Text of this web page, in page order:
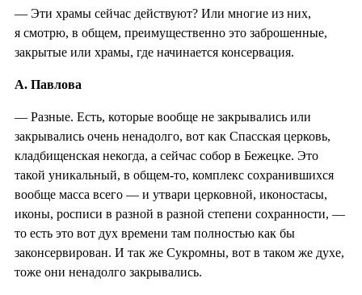
— Эти храмы сейчас действуют? Или многие из них,
я смотрю, в общем, преимущественно это заброшенные,
закрытые или храмы, где начинается консервация.
А. Павлова
— Разные. Есть, которые вообще не закрывались или
закрывались очень ненадолго, вот как Спасская церковь,
кладбищенская некогда, а сейчас собор в Бежецке. Это
такой уникальный, в общем-то, комплекс сохранившихся
вообще масса всего — и утвари церковной, иконостасы,
иконы, росписи в разной в разной степени сохранности, —
то есть это вот дух времени там полностью как бы
законсервирован. И так же Сукромны, вот в таком же духе,
тоже они ненадолго закрывались.